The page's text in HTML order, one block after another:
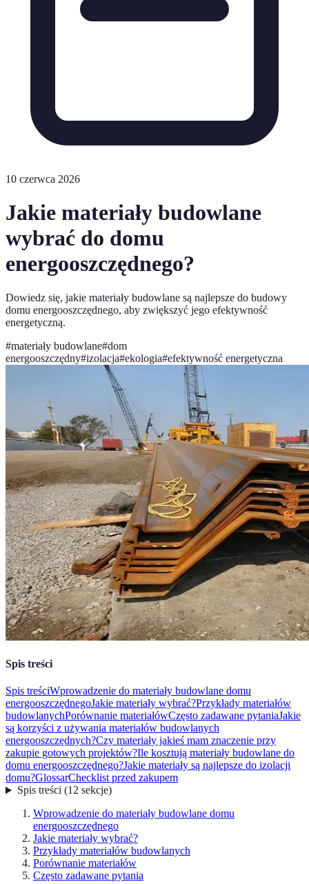
10 czerwca 2026
Jakie materiały budowlane
wybrać do domu
energooszczędnego?
Dowiedz się, jakie materiały budowlane są najlepsze do budowy
domu energooszczędnego, aby zwiększyć jego efektywność
energetyczną.
#materiały budowlane#dom
energooszczędny#izolacja#ekologia#efektywność energetyczna
Spis treści
Spis treściWprowadzenie do materiały budowlane domu
energooszczędnegoJakie materiały wybrać?Przykłady materiałów
budowlanychPorównanie materiałówCzęsto zadawane pytaniaJakie
są korzyści z używania materiałów budowlanych
energooszczędnych?Czy materiały jakieś mam znaczenie przy
zakupie gotowych projektów?Ile kosztują materiały budowlane do
domu energooszczędnego?Jakie materiały są najlepsze do izolacji
domu?GlossarChecklist przed zakupem
Spis treści(12 sekcje)
Wprowadzenie do materiały budowlane domu
energooszczędnego
Jakie materiały wybrać?
Przykłady materiałów budowlanych
Porównanie materiałów
Często zadawane pytania